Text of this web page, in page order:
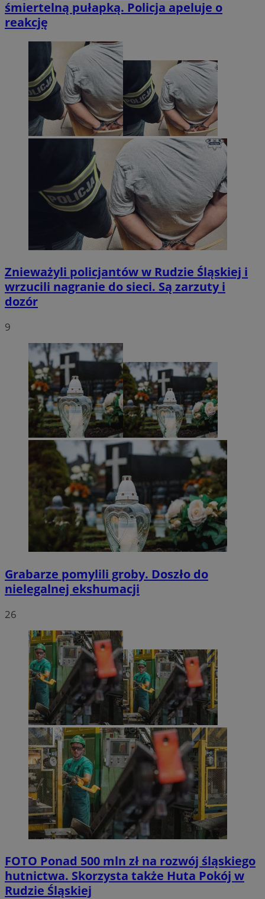
śmiertelną pułapką. Policja apeluje o
reakcję
Znieważyli policjantów w Rudzie Śląskiej i
wrzucili nagranie do sieci. Są zarzuty i
dozór
9
Grabarze pomylili groby. Doszło do
nielegalnej ekshumacji
26
FOTO Ponad 500 mln zł na rozwój śląskiego
hutnictwa. Skorzysta także Huta Pokój w
Rudzie Śląskiej